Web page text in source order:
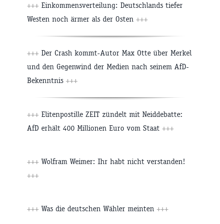
+++ Einkommensverteilung: Deutschlands tiefer
Westen noch ärmer als der Osten +++
+++ Der Crash kommt-Autor Max Otte über Merkel
und den Gegenwind der Medien nach seinem AfD-
Bekenntnis +++
+++ Elitenpostille ZEIT zündelt mit Neiddebatte:
AfD erhält 400 Millionen Euro vom Staat +++
+++ Wolfram Weimer: Ihr habt nicht verstanden!
+++
+++ Was die deutschen Wähler meinten +++